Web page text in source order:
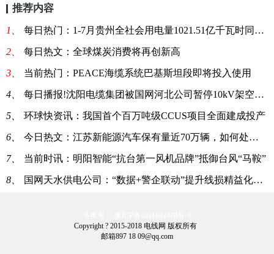
推荐内容
1、 每日热门：1-7月贵州全社会用电量1021.51亿千瓦时同比增1.5%
2、 每日热文：全球煤炭消费将再创新高
3、 当前热门：PEACE海缆系统巴基斯坦段即将投入使用
4、 每日播报!沈阳电缆集团被国网河北公司暂停10kV架空绝缘导线中标资格6个月
5、 环球快资讯：我国首个百万吨级CCUS项目全面建成投产
6、 今日热文：江苏新能源汽车保有量近70万辆，如何处理“退役”电池成为关键问题
7、 当前时讯：明阳智能“抗台第一风机品牌”抵御台风“马鞍”
8、 国网天水供电公司：“数据+警企联动”提升线损精益化管理水平
Copyright ? 2015-2018 电线网 版权所有
邮箱897 18 09@qq.com